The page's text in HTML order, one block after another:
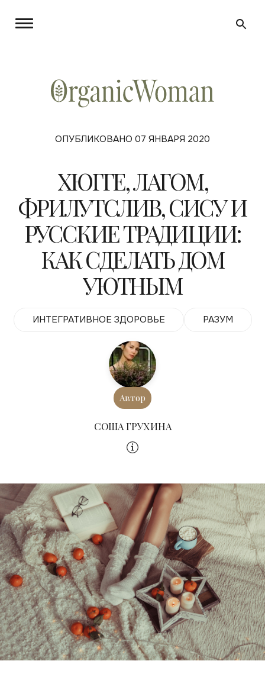
ОПУБЛИКОВАНО 07 ЯНВАРЯ 2020
ХЮГГЕ, ЛАГОМ,
ФРИЛУТСЛИВ, СИСУ И
РУССКИЕ ТРАДИЦИИ:
КАК СДЕЛАТЬ ДОМ
УЮТНЫМ
ИНТЕГРАТИВНОЕ ЗДОРОВЬЕ РАЗУМ
Автор
СОША ГРУХИНА